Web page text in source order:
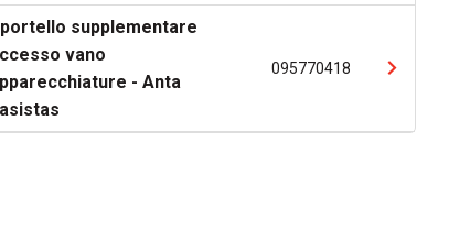
supplementare
vano
- Anta
095770418